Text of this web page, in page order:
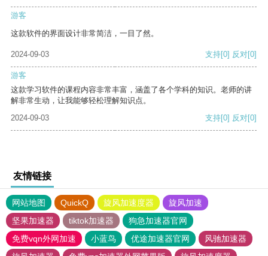
游客
这款软件的界面设计非常简洁，一目了然。
2024-09-03 支持[0] 反对[0]
游客
这款学习软件的课程内容非常丰富，涵盖了各个学科的知识。老师的讲
解非常生动，让我能够轻松理解知识点。
2024-09-03
支持[0] 反对[0]
友情链接
网站地图 QuickQ 旋风加速度器
旋风加速
坚果加速器
tiktok加速器
狗急加速器官网
免费vqn外网加速
小蓝鸟 优途加速器官网
风驰加速器